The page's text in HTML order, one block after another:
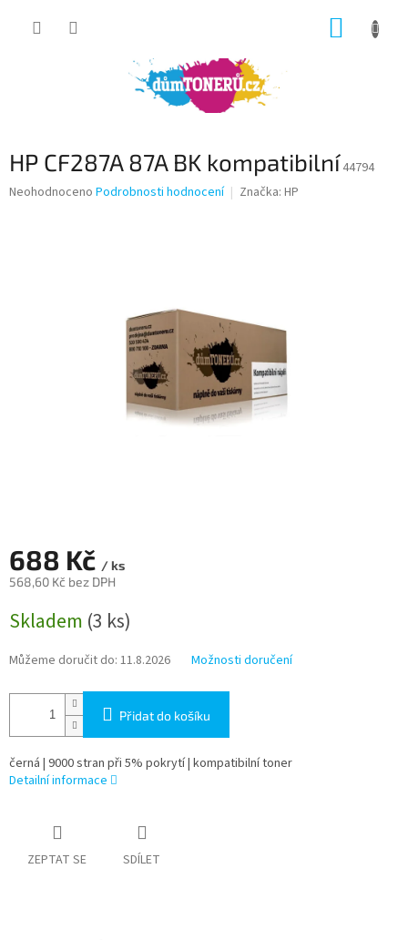
HP CF287A 87A BK kompatibilní 44794
Průměrné
Neohodnoceno Podrobnosti hodnocení Značka: HP
688 Kč / ks
568,60 Kč bez DPH
cena:
Skladem (3 ks)
Můžeme doručit do: 11.8.2026 Možnosti doručení
Přidat do košíku
černá | 9000 stran při 5% pokrytí | kompatibilní toner
Detailní informace
ZEPTAT SE SDÍLET